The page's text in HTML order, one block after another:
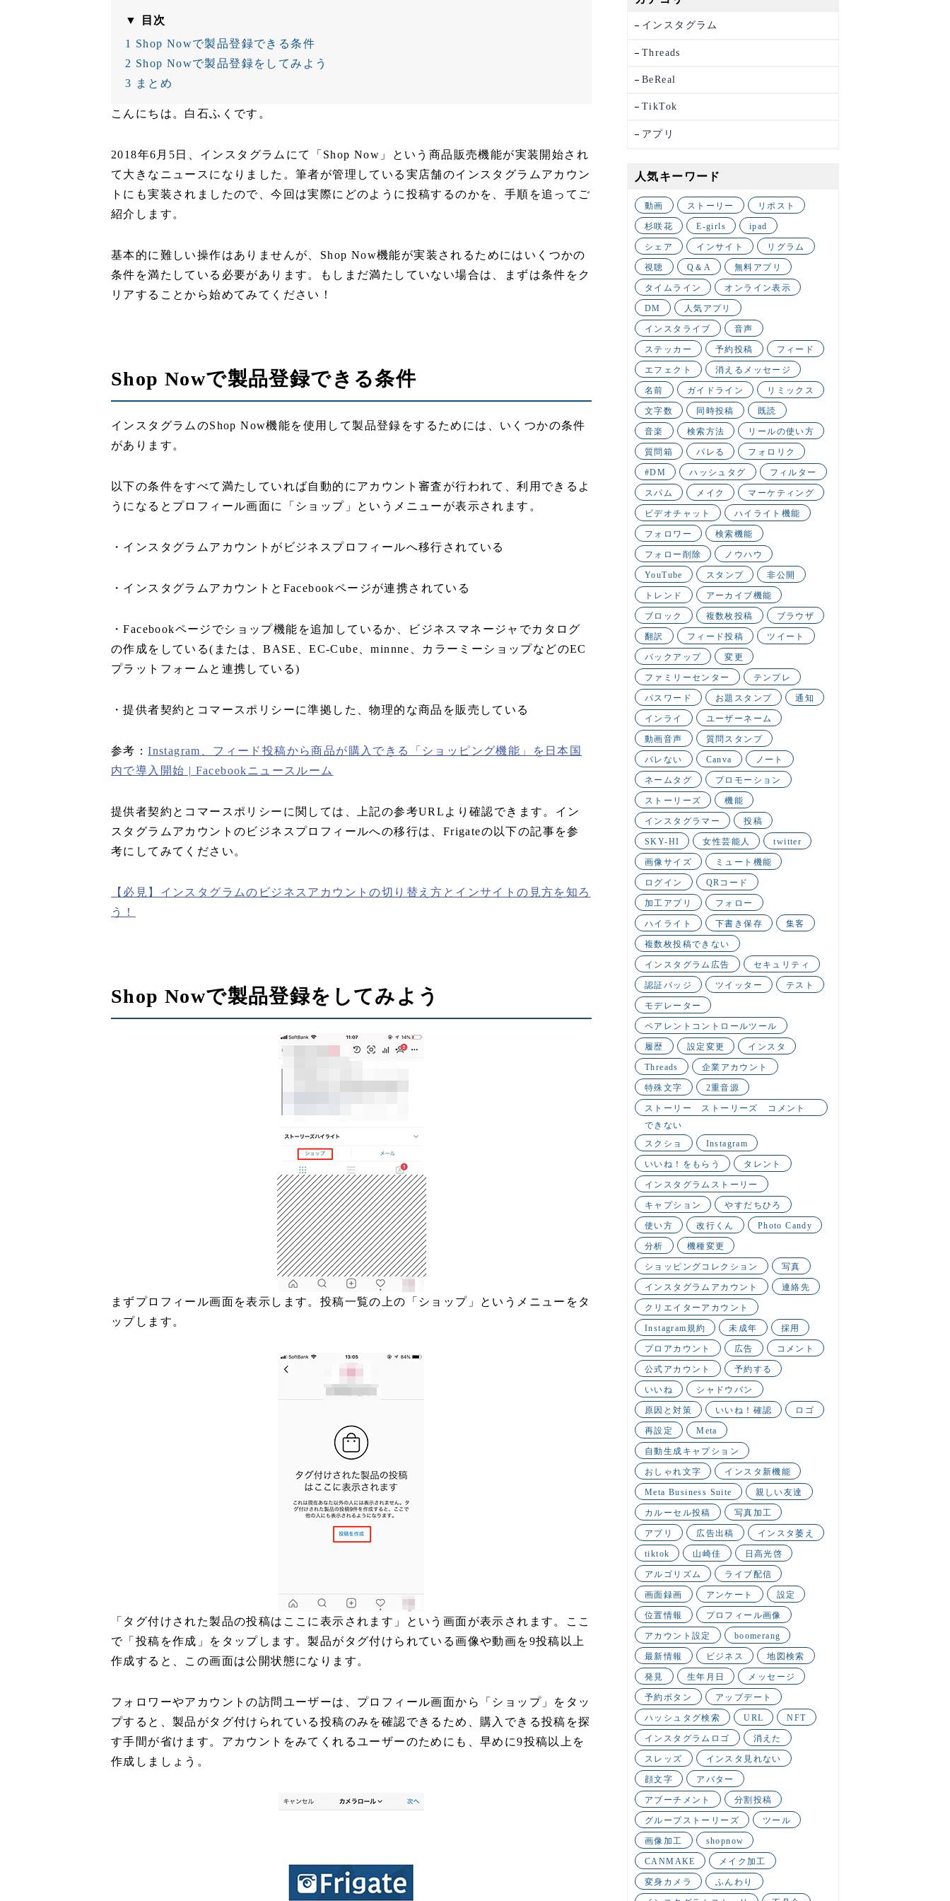
▼ 目次
1
Shop Nowで製品登録できる条件
2 Shop Nowで製品登録をしてみよう
3 まとめ
こんにちは。白石ふくです。
2018年6月5日、インスタグラムにて「Shop Now」という商品販売機能が実装開始され
て大きなニュースになりました。筆者が管理している実店舗のインスタグラムアカウン
トにも実装されましたので、今回は実際にどのように投稿するのかを、手順を追ってご
紹介します。
基本的に難しい操作はありませんが、Shop Now機能が実装されるためにはいくつかの
条件を満たしている必要があります。もしまだ満たしていない場合は、まずは条件をク
リアすることから始めてみてください！
Shop Nowで製品登録できる条件
インスタグラムのShop Now機能を使用して製品登録をするためには、いくつかの条件
があります。
以下の条件をすべて満たしていれば自動的にアカウント審査が行われて、利用できるよ
うになるとプロフィール画面に「ショップ」というメニューが表示されます。
・インスタグラムアカウントがビジネスプロフィールへ移行されている
・インスタグラムアカウントとFacebookページが連携されている
・Facebookページでショップ機能を追加しているか、ビジネスマネージャでカタログ
の作成をしている(または、BASE、EC-Cube、minnne、カラーミーショップなどのEC
プラットフォームと連携している)
・提供者契約とコマースポリシーに準拠した、物理的な商品を販売している
参考：Instagram、フィード投稿から商品が購入できる「ショッピング機能」を日本国
内で導入開始 | Facebookニュースルーム
提供者契約とコマースポリシーに関しては、上記の参考URLより確認できます。イン
スタグラムアカウントのビジネスプロフィールへの移行は、Frigateの以下の記事を参
考にしてみてください。
【必見】インスタグラムのビジネスアカウントの切り替え方とインサイトの見方を知ろ
う！
Shop Nowで製品登録をしてみよう
まずプロフィール画面を表示します。投稿一覧の上の「ショップ」というメニューをタ
ップします。
「タグ付けされた製品の投稿はここに表示されます」という画面が表示されます。ここ
で「投稿を作成」をタップします。製品がタグ付けられている画像や動画を9投稿以上
作成すると、この画面は公開状態になります。
フォロワーやアカウントの訪問ユーザーは、プロフィール画面から「ショップ」をタッ
プすると、製品がタグ付けられている投稿のみを確認できるため、購入できる投稿を探
す手間が省けます。アカウントをみてくれるユーザーのためにも、早めに9投稿以上を
作成しましょう。
インスタグラム
Threads
BeReal
TikTok
アプリ
人気キーワード
動画 ストーリー リポスト
杉咲花 E-girls ipad
シェア インサイト リグラム
視聴 Q＆A 無料アプリ
タイムライン オンライン表示
DM 人気アプリ
インスタライブ 音声
ステッカー 予約投稿 フィード
エフェクト 消えるメッセージ
名前 ガイドライン リミックス
文字数 同時投稿 既読
音楽 検索方法 リールの使い方
質問箱 バレる フォロリク
#DM ハッシュタグ フィルター
スパム メイク マーケティング
ビデオチャット ハイライト機能
フォロワー 検索機能
フォロー削除 ノウハウ
YouTube スタンプ 非公開
トレンド アーカイブ機能
ブロック 複数枚投稿 ブラウザ
翻訳 フィード投稿 ツイート
バックアップ 変更
ファミリーセンター テンプレ
パスワード お題スタンプ 通知
インライ ユーザーネーム
動画音声 質問スタンプ
バレない Canva ノート
ネームタグ プロモーション
ストーリーズ 機能
インスタグラマー 投稿
SKY-HI 女性芸能人 twitter
画像サイズ ミュート機能
ログイン QRコード
加工アプリ フォロー
ハイライト 下書き保存 集客
複数枚投稿できない
インスタグラム広告 セキュリティ
認証バッジ ツイッター テスト
モデレーター
ペアレントコントロールツール
履歴 設定変更 インスタ
Threads 企業アカウント
特殊文字 2重音源
ストーリー ストーリーズ コメント
できない
スクショ
Instagram
いいね！をもらう タレント
インスタグラムストーリー
キャプション やすだちひろ
使い方 改行くん Photo Candy
分析 機種変更
ショッピングコレクション 写真
インスタグラムアカウント 連絡先
クリエイターアカウント
Instagram規約 未成年 採用
プロアカウント 広告 コメント
公式アカウント 予約する
いいね シャドウバン
原因と対策 いいね！確認 ロゴ
再設定 Meta
自動生成キャプション
おしゃれ文字 インスタ新機能
Meta Business Suite 親しい友達
カルーセル投稿 写真加工
アプリ 広告出稿 インスタ萎え
tiktok 山崎佳 日高光啓
アルゴリズム ライブ配信
画面録画 アンケート 設定
位置情報 プロフィール画像
アカウント設定 boomerang
最新情報 ビジネス 地図検索
発見 生年月日 メッセージ
予約ボタン アップデート
ハッシュタグ検索 URL NFT
インスタグラムロゴ 消えた
スレッズ インスタ見れない
顔文字 アバター
アブーチメント 分割投稿
グループストーリーズ ツール
画像加工 shopnow
CANMAKE メイク加工
変身カメラ ふんわり